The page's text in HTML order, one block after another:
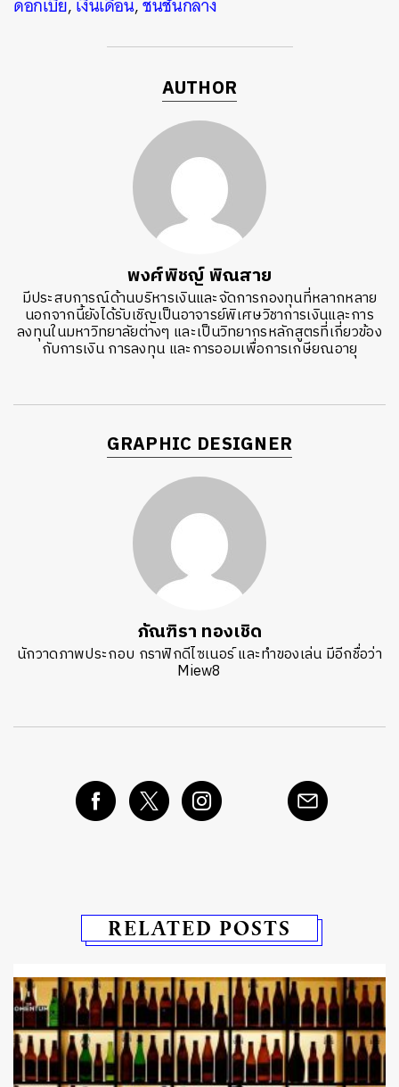
AUTHOR
พงศ์พิชญ์ พิณสาย
มีประสบการณ์ด้านบริหารเงินและจัดการกองทุนที่หลากหลาย
นอกจากนี้ยังได้รับเชิญเป็นอาจารย์พิเศษวิชาการเงินและการ
ลงทุนในมหาวิทยาลัยต่างๆ และเป็นวิทยากรหลักสูตรที่เกี่ยวข้อง
กับการเงิน การลงทุน และการออมเพื่อการเกษียณอายุ
GRAPHIC DESIGNER
ภัณฑิรา ทองเชิด
นักวาดภาพประกอบ กราฟิกดีไซเนอร์ และทำของเล่น มีอีกชื่อว่า
Miew8
RELATED POSTS
SHARE